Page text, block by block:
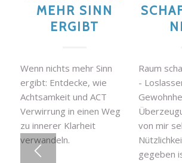
MEHR SINN
ERGIBT
Wenn nichts mehr Sinn
ergibt: Entdecke, wie
Achtsamkeit und ACT
Verwirrung in einen Weg
zu innerer Klarheit
verwandeln.
Raum
-
von mir
gegeben